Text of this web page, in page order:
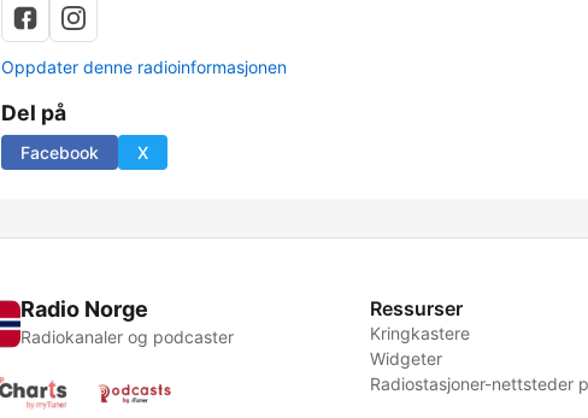
Oppdater denne radioinformasjonen
Del på
Facebook X
Radio Norge
Radiokanaler og podcaster
Ressurser
Kringkastere
Widgeter
Radiostasjoner-nettsteder